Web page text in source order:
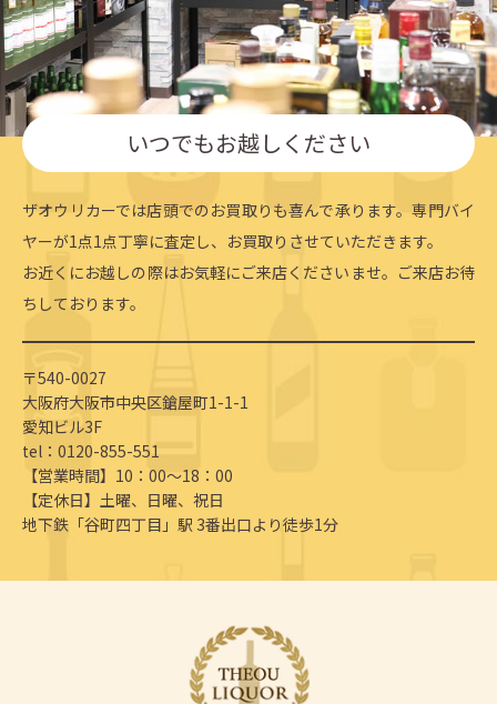
いつでもお越しください
ザオウリカーでは店頭でのお買取りも喜んで承ります。専門バイ
ヤーが1点1点丁寧に査定し、お買取りさせていただきます。
お近くにお越しの際はお気軽にご来店くださいませ。ご来店お待
ちしております。
〒540-0027
大阪府大阪市中央区鎗屋町1-1-1
愛知ビル3F
tel：0120-855-551
【営業時間】10：00～18：00
【定休日】土曜、日曜、祝日
地下鉄「谷町四丁目」駅 3番出口より徒歩1分